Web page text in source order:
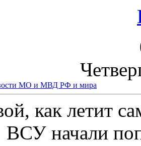
МО и МВД РФ и мира
как летит
ВСУ начали